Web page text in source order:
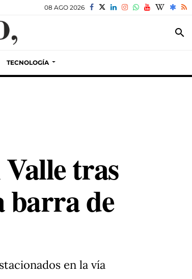
08 AGO 2026
search
TECNOLOGÍA
tras
barra de
en la vía